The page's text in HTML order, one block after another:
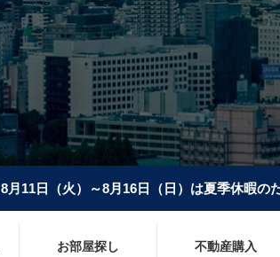
8月11日（火）～8月16日（日）は夏季休暇の
お部屋探し 不動産購入